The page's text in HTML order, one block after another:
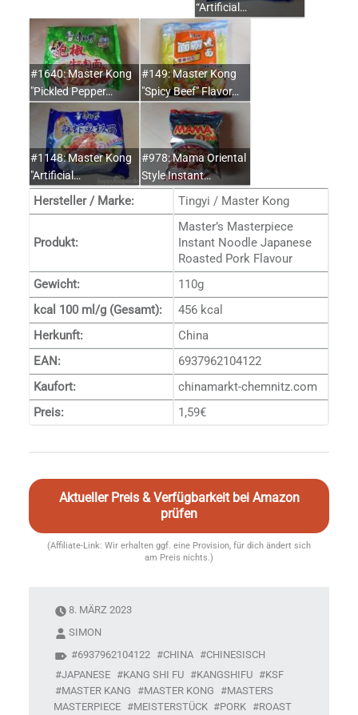
“Artificial…
#1640: Master Kong
"Pickled Pepper…
#149: Master Kong
"Spicy Beef" Flavor…
#1148: Master Kong
"Artificial…
#978: Mama Oriental
Style Instant…
Hersteller / Marke: Tingyi / Master Kong
Produkt:
Master’s Masterpiece
Instant Noodle Japanese
Roasted Pork Flavour
Gewicht:
110g
kcal 100 ml/g (Gesamt):
456 kcal
Herkunft:
China
EAN:
6937962104122
Kaufort:
chinamarkt-chemnitz.com
Preis:
1,59€
Aktueller Preis & Verfügbarkeit bei Amazon
prüfen
(Affiliate-Link: Wir erhalten ggf. eine Provision, für dich ändert sich
am Preis nichts.)
8. MÄRZ 2023
SIMON
6937962104122
CHINA
CHINESISCH
JAPANESE
KANG SHI FU KANGSHIFU
KSF
MASTER KANG
MASTER KONG
MASTERS
MASTERPIECE
MEISTERSTÜCK PORK
ROAST